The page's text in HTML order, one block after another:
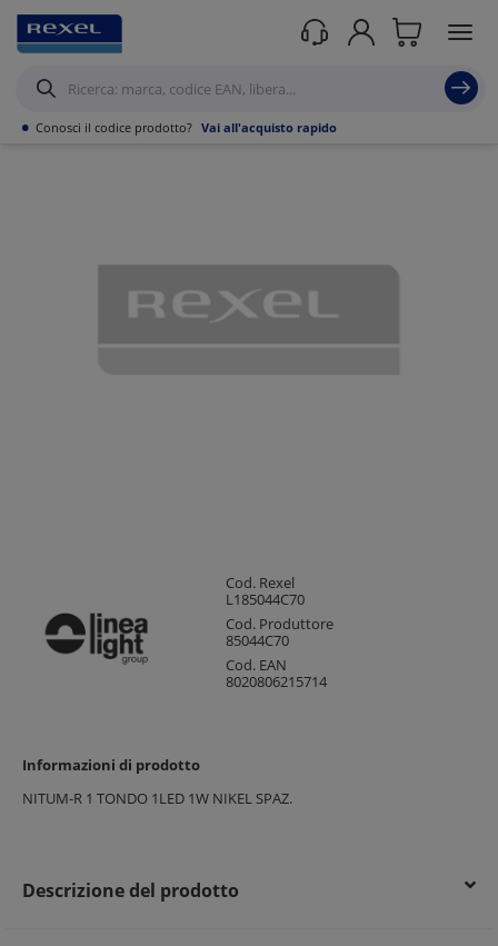
• Conosci il codice prodotto? Vai all'acquisto rapido
Prodotti /Illuminazione Accessoristica per l'illuminazione/Alimentatori per
Lampade Led/
Cod. Rexel
L185044C70
Cod. Produttore
85044C70
Cod. EAN
8020806215714
Informazioni di prodotto
NITUM-R 1 TONDO 1LED 1W NIKEL SPAZ.
Descrizione del prodotto